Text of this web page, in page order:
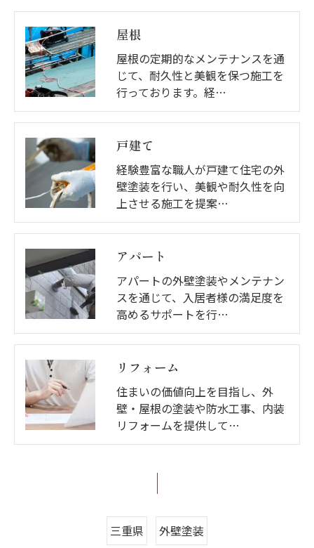
屋根
屋根の定期的なメンテナンスを通
じて、耐久性と美観を保つ施工を
行っております。経…
戸建て
経験豊富な職人が戸建て住宅の外
壁塗装を行い、美観や耐久性を向
上させる施工を提案…
アパート
アパートの外壁塗装やメンテナン
スを通じて、入居者様の満足度を
高めるサポートを行…
リフォーム
住まいの価値向上を目指し、外
壁・屋根の塗装や防水工事、内装
リフォームを提供して…
三重県 外壁塗装